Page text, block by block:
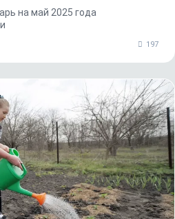
на май 2025 года
197